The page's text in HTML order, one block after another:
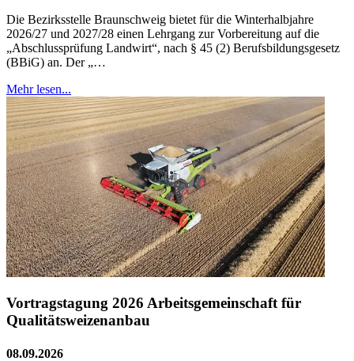
Die Bezirksstelle Braunschweig bietet für die Winterhalbjahre
2026/27 und 2027/28 einen Lehrgang zur Vorbereitung auf die
„Abschlussprüfung Landwirt“, nach § 45 (2) Berufsbildungsgesetz
(BBiG) an. Der „…
Mehr lesen...
Vortragstagung 2026 Arbeitsgemeinschaft für
Qualitätsweizenanbau
08.09.2026